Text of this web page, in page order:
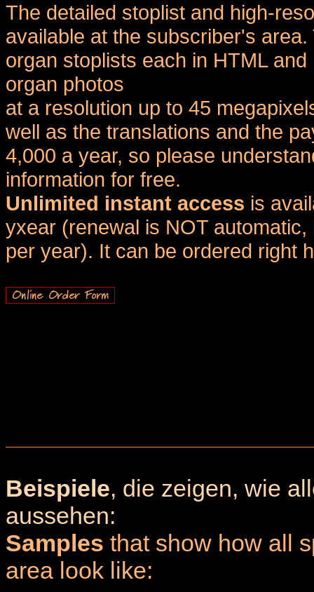
The detailed stoplist and high-
available at the subscriber's
organ stoplists each in HTML
organ photos
at a resolution up to 45
well as the translations and the
4,000 a year, so please
information for free.
Unlimited instant access is
yxear (renewal is NOT
per year). It can be ordered right
Beispiele, die zeigen, wie
aussehen:
Samples that show how all
area look like: